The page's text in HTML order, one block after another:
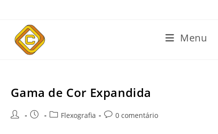
Menu
Gama de Cor Expandida
Flexografia 0 comentário